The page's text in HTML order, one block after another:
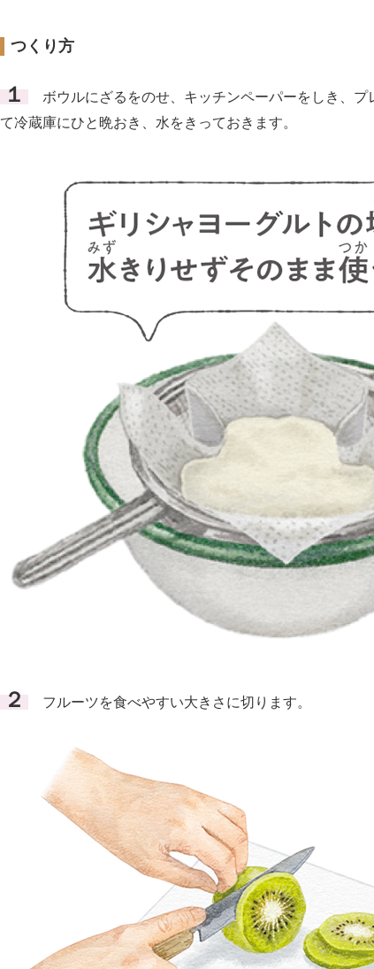
つくり方
１
ボウルにざるをのせ、キッチンペーパーをしき、プ
て冷蔵庫にひと晩おき、水をきっておきます。
２ フルーツを食べやすい大きさに切ります。